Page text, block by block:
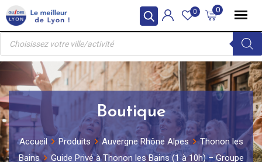
Skip
to
content
0
0
Recherche
produits
Boutique
Accueil Produits Auvergne Rhône Alpes
Thonon les
Bains
Guide Privé à Thonon les Bains (1 à 10h) – Groupe